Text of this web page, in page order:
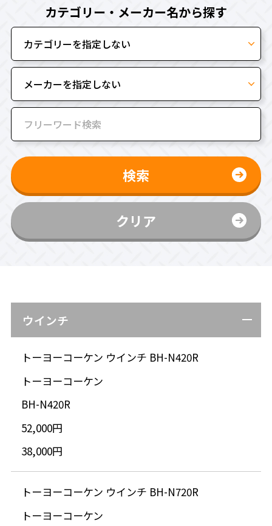
カテゴリー・メーカー名から探す
検索
クリア
ウインチ
トーヨーコーケン ウインチ BH-N420R
トーヨーコーケン
BH-N420R
52,000円
38,000円
トーヨーコーケン ウインチ BH-N720R
トーヨーコーケン